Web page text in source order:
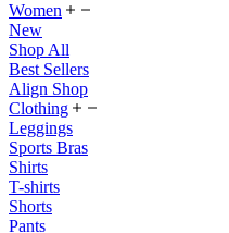
Women
New
Shop All
Best Sellers
Align Shop
Clothing
Leggings
Sports Bras
Shirts
T-shirts
Shorts
Pants